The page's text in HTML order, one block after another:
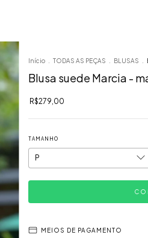
Início TODAS AS PEÇAS BLUSAS
Blusa suede Marcia -
R$279,00
TAMANHO
MEIOS DE PAGAMENTO